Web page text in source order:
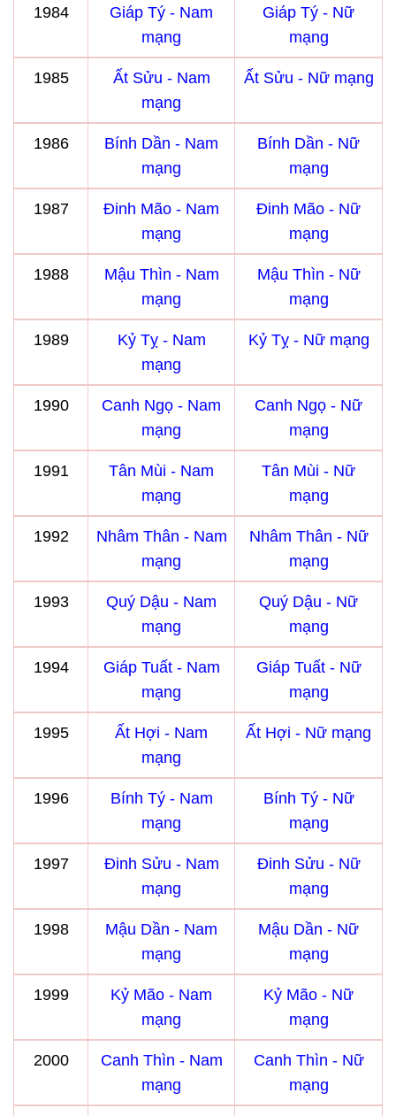
1984
Giáp Tý - Nam
mạng
Giáp Tý - Nữ
mạng
1985
Ất Sửu - Nam
mạng
Ất Sửu - Nữ mạng
1986
Bính Dần - Nam
mạng
Bính Dần - Nữ
mạng
1987
Đinh Mão - Nam
mạng
Đinh Mão - Nữ
mạng
1988
Mậu Thìn - Nam
mạng
Mậu Thìn - Nữ
mạng
1989
Kỷ Tỵ - Nam
mạng
Kỷ Tỵ - Nữ mạng
1990
Canh Ngọ - Nam
mạng
Canh Ngọ - Nữ
mạng
1991
Tân Mùi - Nam
mạng
Tân Mùi - Nữ
mạng
1992
Nhâm Thân - Nam
mạng
Nhâm Thân - Nữ
mạng
1993
Quý Dậu - Nam
mạng
Quý Dậu - Nữ
mạng
1994
Giáp Tuất - Nam
mạng
Giáp Tuất - Nữ
mạng
1995
Ất Hợi - Nam
mạng
Ất Hợi - Nữ mạng
1996
Bính Tý - Nam
mạng
Bính Tý - Nữ
mạng
1997
Đinh Sửu - Nam
mạng
Đinh Sửu - Nữ
mạng
1998
Mậu Dần - Nam
mạng
Mậu Dần - Nữ
mạng
1999
Kỷ Mão - Nam
mạng
Kỷ Mão - Nữ
mạng
2000
Canh Thìn - Nam
mạng
Canh Thìn - Nữ
mạng